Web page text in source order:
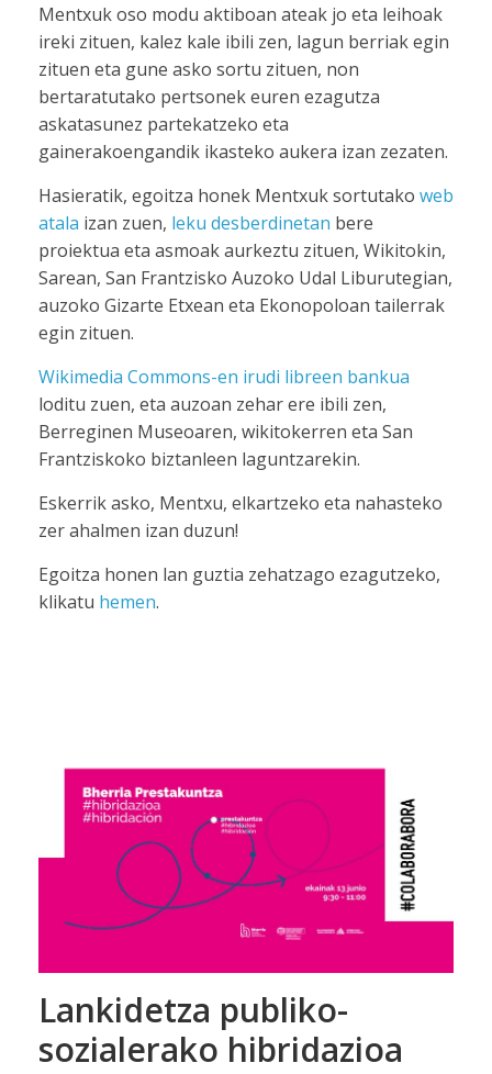
Mentxuk oso modu aktiboan ateak jo eta leihoak
ireki zituen, kalez kale ibili zen, lagun berriak egin
zituen eta gune asko sortu zituen, non
bertaratutako pertsonek euren ezagutza
askatasunez partekatzeko eta
gainerakoengandik ikasteko aukera izan zezaten.
Hasieratik, egoitza honek Mentxuk sortutako web
atala izan zuen, leku desberdinetan bere
proiektua eta asmoak aurkeztu zituen, Wikitokin,
Sarean, San Frantzisko Auzoko Udal Liburutegian,
auzoko Gizarte Etxean eta Ekonopoloan tailerrak
egin zituen.
Wikimedia Commons-en irudi libreen bankua
loditu zuen, eta auzoan zehar ere ibili zen,
Berreginen Museoaren, wikitokerren eta San
Frantziskoko biztanleen laguntzarekin.
Eskerrik asko, Mentxu, elkartzeko eta nahasteko
zer ahalmen izan duzun!
Egoitza honen lan guztia zehatzago ezagutzeko,
klikatu hemen.
Lankidetza publiko-
sozialerako hibridazioa